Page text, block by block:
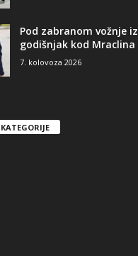
Pod zabranom vožnje
godišnjak kod Mraclina
7. kolovoza 2026